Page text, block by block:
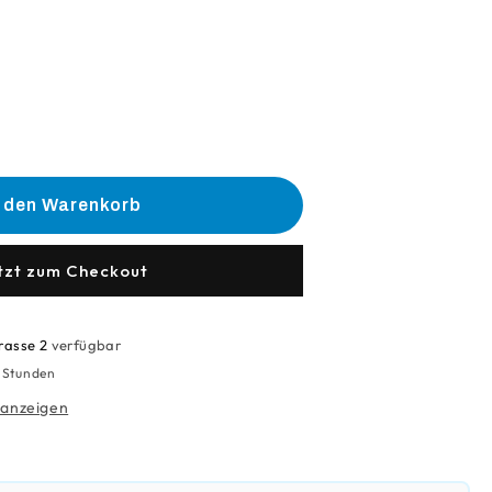
den Warenkorb
zum Checkout
2 verfügbar